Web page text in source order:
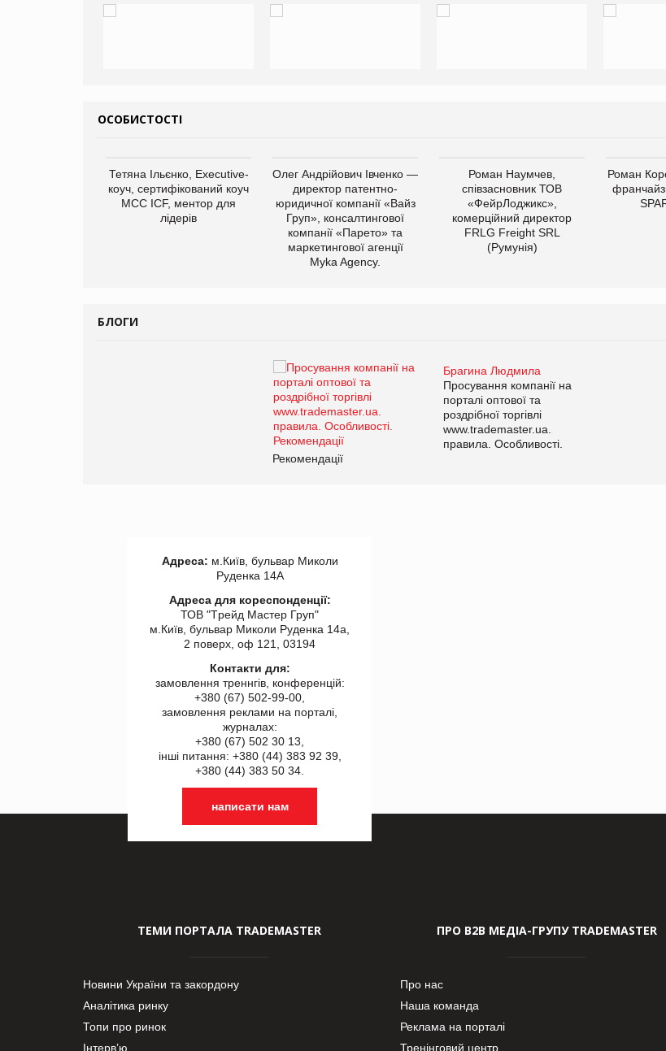
ОСОБИСТОСТІ
Тетяна Ільєнко, Executive-
коуч, сертифікований коуч
МСС ICF, ментор для
лідерів
Олег Андрійович Івченко —
директор патентно-
юридичної компанії «Вайз
Груп», консалтингової
компанії «Парето» та
маркетингової агенції
Myka Agency.
Роман Наумчев,
співзасновник ТОВ
«ФейрЛоджикс»,
комерційний директор
FRLG Freight SRL
(Румунія)
Роман
БЛОГИ
Брагина Людмила
Просування компанії на
порталі оптової та
роздрібної торгівлі
www.trademaster.ua.
правила. Особливості.
Рекомендації
Адреса: м.Київ, бульвар Миколи
Руденка 14А
Адреса для кореспонденції:
ТОВ "Tрейд Мастер Груп"
м.Київ, бульвар Миколи Руденка 14а,
2 поверх, оф 121, 03194
Контакти для:
замовлення треннгів, конференцій:
+380 (67) 502-99-00,
замовлення реклами на порталі,
журналах:
+380 (67) 502 30 13,
інші питання: +380 (44) 383 92 39,
+380 (44) 383 50 34.
написати нам
ТЕМИ ПОРТАЛА TRADEMASTER
Новини України та закордону
Аналітика ринку
Топи про ринок
Інтерв’ю
ПРО В2В МЕДІА-ГРУПУ TRADEMASTER
Про нас
Наша команда
Реклама на порталі
Тренінговий центр